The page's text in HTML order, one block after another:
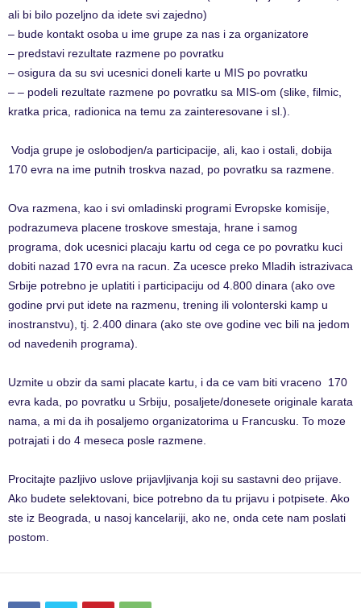
ali bi bilo pozeljno da idete svi zajedno)
– bude kontakt osoba u ime grupe za nas i za organizatore
– predstavi rezultate razmene po povratku
– osigura da su svi ucesnici doneli karte u MIS po povratku
– – podeli rezultate razmene po povratku sa MIS-om (slike, filmic,
kratka prica, radionica na temu za zainteresovane i sl.).
​ Vodja grupe je oslobodjen/a participacije, ali, kao i ostali, dobija
170 evra na ime putnih troskva nazad, po povratku sa razmene.​
Ova razmena, kao i svi omladinski programi Evropske komisije,
podrazumeva placene troskove smestaja, hrane i samog
programa, dok ucesnici placaju kartu od cega ce po povratku kuci
dobiti nazad 170 evra na racun. Za ucesce preko Mladih istrazivaca
Srbije potrebno je uplatiti i participaciju od 4.800 dinara (ako ove
godine prvi put idete na razmenu, trening ili volonterski kamp u
inostranstvu), tj. 2.400 dinara (ako ste ove godine vec bili na jedom
od navedenih programa).
Uzmite u obzir da sami placate kartu, i da ce vam biti vraceno ​170
evra​ kada, po povratku u Srbiju, posaljete/donesete originale karata
nama, a mi da ih posaljemo organizatorima u Francusku. To moze
potrajati i do 4 meseca posle razmene.
Procitajte pazljivo uslove prijavljivanja koji su sastavni deo prijave.
Ako budete selektovani, bice potrebno da tu prijavu i potpisete. Ako
ste iz Beograda, u nasoj kancelariji, ako ne, onda cete nam poslati
postom.